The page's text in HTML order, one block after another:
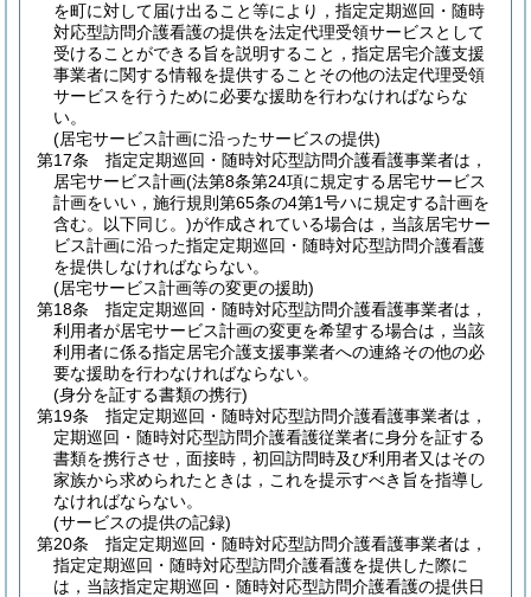
を町に対して届け出ること等により，指定定期巡回・随時
対応型訪問介護看護の提供を法定代理受領サービスとして
受けることができる旨を説明すること，指定居宅介護支援
事業者に関する情報を提供することその他の法定代理受領
サービスを行うために必要な援助を行わなければならな
い。
(居宅サービス計画に沿ったサービスの提供)
第17条
指定定期巡回・随時対応型訪問介護看護事業者は，
居宅サービス計画(法第8条第24項に規定する居宅サービス
計画をいい，施行規則第65条の4第1号ハに規定する計画を
含む。以下同じ。)が作成されている場合は，当該居宅サー
ビス計画に沿った指定定期巡回・随時対応型訪問介護看護
を提供しなければならない。
(居宅サービス計画等の変更の援助)
第18条
指定定期巡回・随時対応型訪問介護看護事業者は，
利用者が居宅サービス計画の変更を希望する場合は，当該
利用者に係る指定居宅介護支援事業者への連絡その他の必
要な援助を行わなければならない。
(身分を証する書類の携行)
第19条
指定定期巡回・随時対応型訪問介護看護事業者は，
定期巡回・随時対応型訪問介護看護従業者に身分を証する
書類を携行させ，面接時，初回訪問時及び利用者又はその
家族から求められたときは，これを提示すべき旨を指導し
なければならない。
(サービスの提供の記録)
第20条
指定定期巡回・随時対応型訪問介護看護事業者は，
指定定期巡回・随時対応型訪問介護看護を提供した際に
は，当該指定定期巡回・随時対応型訪問介護看護の提供日